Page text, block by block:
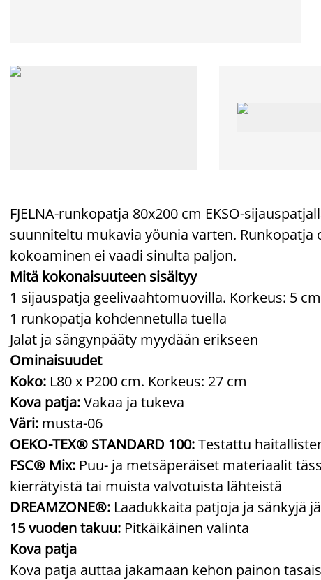
FJELNA-runkopatja 80x200 cm EKSO-
suunniteltu mukavia yöunia varten.
kokoaminen ei vaadi sinulta paljon.
Mitä kokonaisuuteen sisältyy
1 sijauspatja geelivaahtomuovilla. Korkeus: 5 cm
1 runkopatja kohdennetulla tuella
Jalat ja sängynpääty myydään erikseen
Ominaisuudet
Koko: L80 x P200 cm. Korkeus: 27 cm
Kova patja:Vakaa ja tukeva
Väri: musta-06
OEKO-TEX® STANDARD 100:Testattu
FSC® Mix: Puu- ja metsäperäiset materiaalit
kierrätyistä tai muista valvotuista lähteistä
DREAMZONE®: Laadukkaita patjoja ja sänkyjä
15 vuoden takuu: Pitkäikäinen valinta
Kova patja
Kova patja auttaa jakamaan kehon painon